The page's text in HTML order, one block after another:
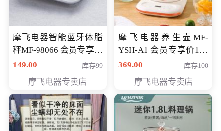
摩飞电器智能蓝牙体脂
秤MF-98066 会员专享价
98元
149.00 库存99
摩飞电器专卖店
摩飞电器养生壶MF-
YSH-A1 会员专享价198
元
369.00 库存100
摩飞电器专卖店